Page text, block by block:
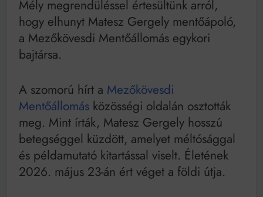
Mindenki a világot akarja uralni – de nem csak a 80-
as években
Bitumenes lapostetők: a bevált technológia akkor
működik, ha jól van felújítva
Mély megrendüléssel értesültünk arról,
hogy elhunyt Matesz Gergely mentőápoló,
a Mezőkövesdi Mentőállomás egykori
bajtársa.
A szomorú hírt a Mezőkövesdi
Mentőállomás közösségi oldalán osztották
meg. Mint írták, Matesz Gergely hosszú
betegséggel küzdött, amelyet méltósággal
és példamutató kitartással viselt. Életének
2026. május 23-án ért véget a földi útja.